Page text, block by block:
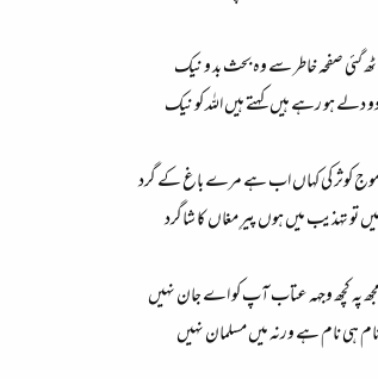
گئی صفحہ خاطر سے وہ بحث بد و نیک
دلے ہو رہے ہیں کہتے ہیں اللہ کو نیک
کوثر کی کہاں اب ہے مرے باغ کے گرد
میں تو تہذیب میں ہوں پیرِ مغاں کا شاگرد
مجھ پہ کچھ وجہہ عتاب آپ کو اے جان نہیں
ہی نام ہے ورنہ میں مسلمان نہیں